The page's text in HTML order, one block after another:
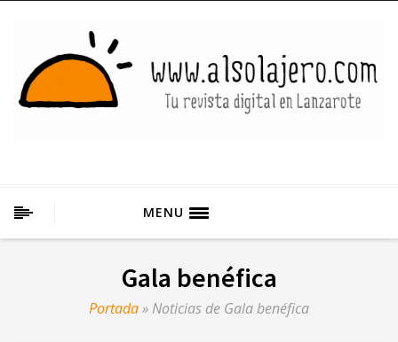
MENU
Gala benéfica
Portada» Noticias de Gala benéfica